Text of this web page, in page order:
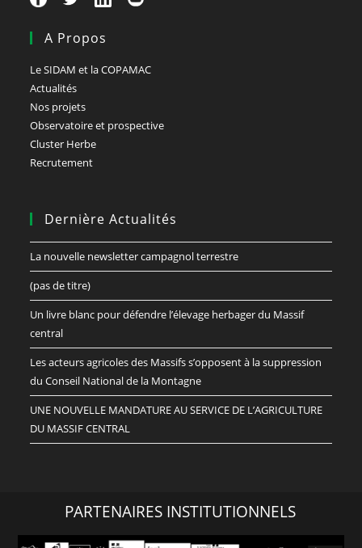
A Propos
Le SIDAM et la COPAMAC
Actualités
Nos projets
Observatoire et prospective
Cluster Herbe
Recrutement
Dernière Actualités
La nouvelle newsletter campagnol terrestre
(pas de titre)
Un livre blanc pour défendre l’élevage herbager du Massif
central
Les acteurs agricoles des Massifs s’opposent à la suppression
du Conseil National de la Montagne
UNE NOUVELLE MANDATURE AU SERVICE DE L’AGRICULTURE
DU MASSIF CENTRAL
PARTENAIRES INSTITUTIONNELS